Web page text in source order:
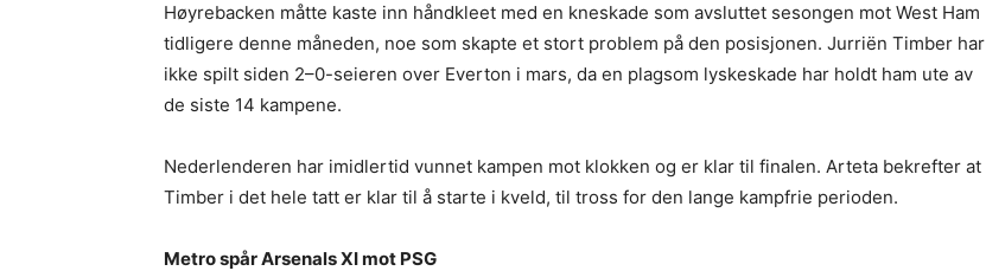
Høyrebacken måtte kaste inn håndkleet med en kneskade som avsluttet sesongen mot West Ham
tidligere denne måneden, noe som skapte et stort problem på den posisjonen. Jurriën Timber har
ikke spilt siden 2–0-seieren over Everton i mars, da en plagsom lyskeskade har holdt ham ute av
de siste 14 kampene.
Nederlenderen har imidlertid vunnet kampen mot klokken og er klar til finalen. Arteta bekrefter at
Timber i det hele tatt er klar til å starte i kveld, til tross for den lange kampfrie perioden.
Metro spår Arsenals XI mot PSG